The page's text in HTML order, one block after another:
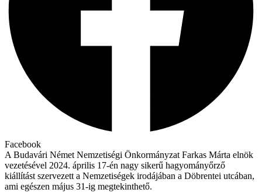
Facebook
A Budavári Német Nemzetiségi Önkormányzat Farkas Márta elnök
vezetésével 2024. április 17-én nagy sikerű hagyományőrző
kiállítást szervezett a Nemzetiségek irodájában a Döbrentei utcában,
ami egészen május 31-ig megtekinthető.